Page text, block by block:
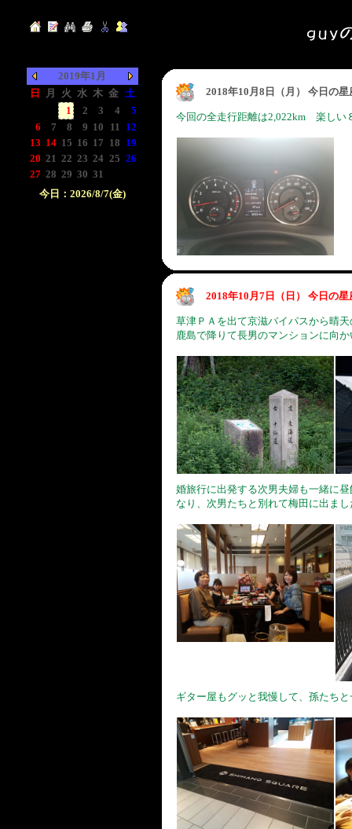
2019年1月
日
月 火 水 木 金 土
1 2 3 4
5
6
7 8 9 10 11 12
13 14 15 16 17 18 19
20 21 22 23 24 25 26
27 28 29 30 31
今日：2026/8/7(金)
2018年10月8日（月） 今日の
今回の全走行距離は2,022km 楽しい
2018年10月7日（日） 今日の
草津ＰＡを出て京滋バイパスから晴
鹿島で降りて長男のマンションに向
婚旅行に出発する次男夫婦も一緒に
なり、次男たちと別れて梅田に出まし
ギター屋もグッと我慢して、孫たち